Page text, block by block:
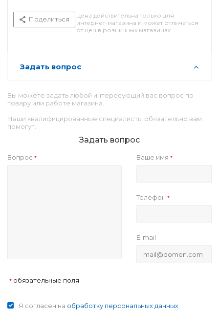
Поделиться
Цена действительна только для
интернет-магазина и может отличаться
от цен в розничных магазинах
Задать вопрос
Вы можете задать любой интересующий вас вопрос по
товару или работе магазина.
Наши квалифицированные специалисты обязательно вам
помогут.
Задать вопрос
Вопрос * Ваше имя*
Телефон*
E-mail
* обязательные поля
Я согласен на обработку персональных данных